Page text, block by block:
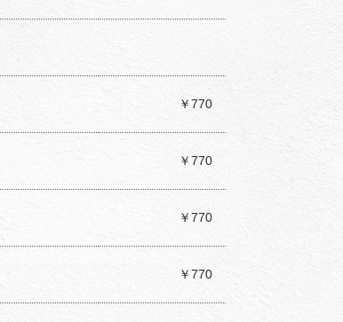
￥770
￥770
￥770
￥770